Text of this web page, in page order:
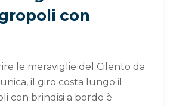
con
le meraviglie del Cilento da
il giro costa lungo il
con brindisi a bordo è